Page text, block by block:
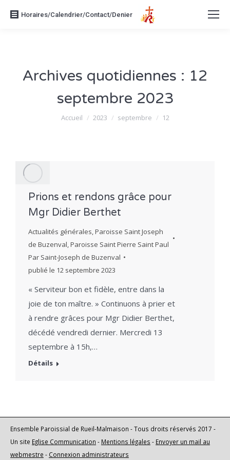
Horaires/Calendrier/Contact/Denier
Archives quotidiennes : 12
septembre 2023
Vous êtes ici :
Accueil 2023 septembre 12
Prions et rendons grâce pour
Mgr Didier Berthet
Actualités générales,Paroisse Saint Joseph
de Buzenval,Paroisse Saint Pierre Saint Paul
Par Saint-Joseph de Buzenval
publié le 12 septembre 2023
​« Serviteur bon et fidèle, entre dans la
joie de ton maître. » Continuons à prier et
à rendre grâces pour Mgr Didier Berthet,
décédé vendredi dernier. Mercredi 13
septembre à 15h,…
Détails
Ensemble Paroissial de Rueil-Malmaison - Tous droits réservés 2017 -
Un site Eglise Communication - Mentions légales - Envoyer un mail au
webmestre - Connexion administrateurs